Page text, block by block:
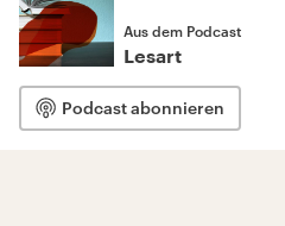
Aus dem Podcast
Lesart
Podcast abonnieren